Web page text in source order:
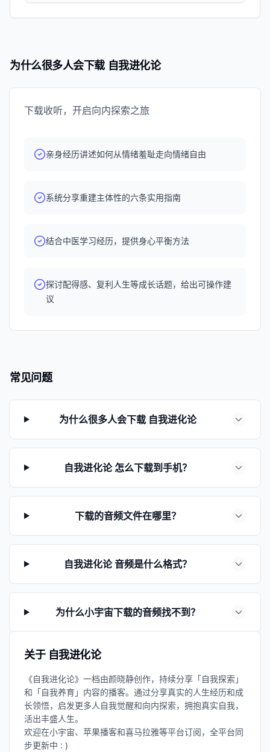
是让你快速获得答案的地方，而是一个可以慢下来、看见自
以先领取一份见面礼：我们准备了两期读书会的免费回放，
里面有我和嘉宾关于自我养育的高质量内容分享。 添加下
方小助手企业微信，或搜索VX【xinyejian01】即可免费领
客。欢迎在小宇宙、苹果播客、网易云音乐和喜马拉雅等平
以先领取一份见面礼：我们准备了两期读书会的免费回放，
方小助手企业微信，或搜索VX【xinyejian01】即可免费领
取👇 🍃 关于《自我进化论》 《自我进化论》是一档由颜
晓静创作，持续分享「自我探索」和「自我养育」内容的播
论播客 抖音/视频号官方账号：自我进化论播客
为什么很多人会下载 自我进化论
下载收听，开启向内探索之旅
亲身经历讲述如何从情绪羞耻走向情绪自由
系统分享重建主体性的六条实用指南
结合中医学习经历，提供身心平衡方法
探讨配得感、复利人生等成长话题，给出可操作建
议
常见问题
为什么很多人会下载 自我进化论
自我进化论 怎么下载到手机？
下载的音频文件在哪里？
自我进化论 音频是什么格式？
为什么小宇宙下载的音频找不到？
关于 自我进化论
《自我进化论》一档由颜晓静创作，持续分享「自我探索」
和「自我养育」内容的播客。通过分享真实的人生经历和成
长领悟，启发更多人自我觉醒和向内探索，拥抱真实自我，
活出丰盛人生。
欢迎在小宇宙、苹果播客和喜马拉雅等平台订阅，全平台同
步更新中 : )